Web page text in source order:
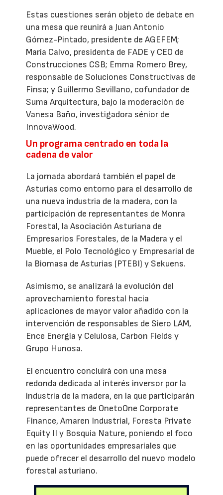
Estas cuestiones serán objeto de debate en
una mesa que reunirá a Juan Antonio
Gómez-Pintado, presidente de AGEFEM;
María Calvo, presidenta de FADE y CEO de
Construcciones CSB; Emma Romero Brey,
responsable de Soluciones Constructivas de
Finsa; y Guillermo Sevillano, cofundador de
Suma Arquitectura, bajo la moderación de
Vanesa Baño, investigadora sénior de
InnovaWood.
Un programa centrado en toda la
cadena de valor
La jornada abordará también el papel de
Asturias como entorno para el desarrollo de
una nueva industria de la madera, con la
participación de representantes de Monra
Forestal, la Asociación Asturiana de
Empresarios Forestales, de la Madera y el
Mueble, el Polo Tecnológico y Empresarial de
la Biomasa de Asturias (PTEBI) y Sekuens.
Asimismo, se analizará la evolución del
aprovechamiento forestal hacia
aplicaciones de mayor valor añadido con la
intervención de responsables de Siero LAM,
Ence Energía y Celulosa, Carbon Fields y
Grupo Hunosa.
El encuentro concluirá con una mesa
redonda dedicada al interés inversor por la
industria de la madera, en la que participarán
representantes de OnetoOne Corporate
Finance, Amaren Industrial, Foresta Private
Equity II y Bosquia Nature, poniendo el foco
en las oportunidades empresariales que
puede ofrecer el desarrollo del nuevo modelo
forestal asturiano.